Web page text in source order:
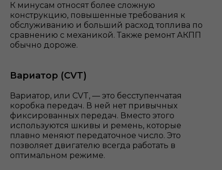
К минусам относят более сложную
конструкцию, повышенные требования к
обслуживанию и больший расход топлива по
сравнению с механикой. Также ремонт АКПП
обычно дороже.
Вариатор (CVT)
Вариатор, или CVT, — это бесступенчатая
коробка передач. В ней нет привычных
фиксированных передач. Вместо этого
используются шкивы и ремень, которые
плавно меняют передаточное число. Это
позволяет двигателю всегда работать в
оптимальном режиме.